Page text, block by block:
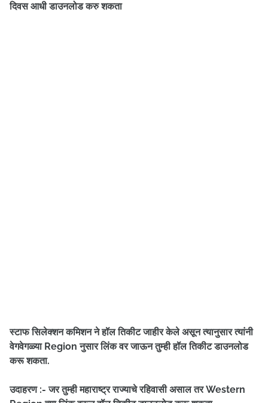
दिवस आधी डाउनलोड करु शकता
स्टाफ सिलेक्शन कमिशन ने हॉल तिकीट जाहीर केले असून त्यानुसार त्यांनी
वेगवेगळ्या Region नुसार लिंक वर जाऊन तुम्ही हॉल तिकीट डाउनलोड
करू शकता.
उदाहरण :- जर तुम्ही महाराष्ट्र राज्याचे रहिवासी असाल तर Western